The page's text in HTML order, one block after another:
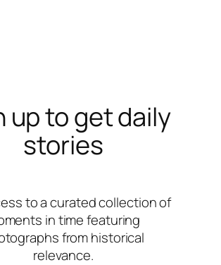
up to get daily
stories
to a curated collection of
in time featuring
from historical
relevance.